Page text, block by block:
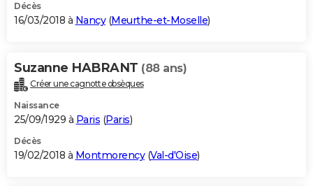
Décès
16/03/2018 à Nancy(Meurthe-et-Moselle)
Suzanne HABRANT (88 ans)
Créer une cagnotte obsèques
Naissance
25/09/1929 à Paris (Paris)
Décès
19/02/2018 à Montmorency(Val-d'Oise)